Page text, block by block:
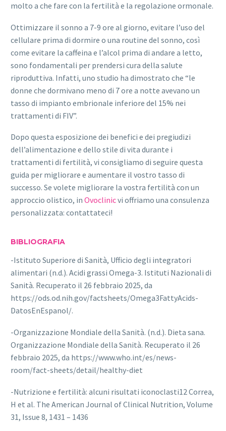
molto a che fare con la fertilità e la regolazione ormonale.
Ottimizzare il sonno a 7-9 ore al giorno, evitare l’uso del
cellulare prima di dormire o una routine del sonno, così
come evitare la caffeina e l’alcol prima di andare a letto,
sono fondamentali per prendersi cura della salute
riproduttiva. Infatti, uno studio ha dimostrato che “le
donne che dormivano meno di 7 ore a notte avevano un
tasso di impianto embrionale inferiore del 15% nei
trattamenti di FIV”.
Dopo questa esposizione dei benefici e dei pregiudizi
dell’alimentazione e dello stile di vita durante i
trattamenti di fertilità, vi consigliamo di seguire questa
guida per migliorare e aumentare il vostro tasso di
successo. Se volete migliorare la vostra fertilità con un
approccio olistico, in Ovoclinicvi offriamo una consulenza
personalizzata: contattateci!
BIBLIOGRAFIA
-Istituto Superiore di Sanità, Ufficio degli integratori
alimentari (n.d.). Acidi grassi Omega-3. Istituti Nazionali di
Sanità. Recuperato il 26 febbraio 2025, da
https://ods.od.nih.gov/factsheets/Omega3FattyAcids-
DatosEnEspanol/.
-Organizzazione Mondiale della Sanità. (n.d.). Dieta sana.
Organizzazione Mondiale della Sanità. Recuperato il 26
febbraio 2025, da https://www.who.int/es/news-
room/fact-sheets/detail/healthy-diet
-Nutrizione e fertilità: alcuni risultati iconoclasti12 Correa,
H et al. The American Journal of Clinical Nutrition, Volume
31, Issue 8, 1431 – 1436